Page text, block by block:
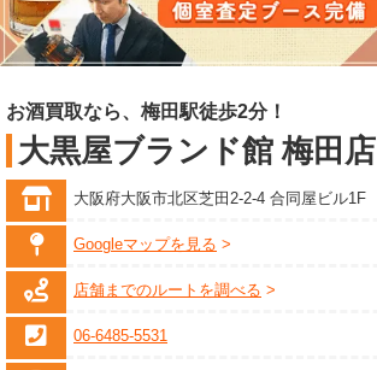
お酒買取なら、梅田駅徒歩2分！
大黒屋ブランド館 梅田店
大阪府大阪市北区芝田2-2-4 合同屋ビル1F
Googleマップを見る
店舗までのルートを調べる
06-6485-5531